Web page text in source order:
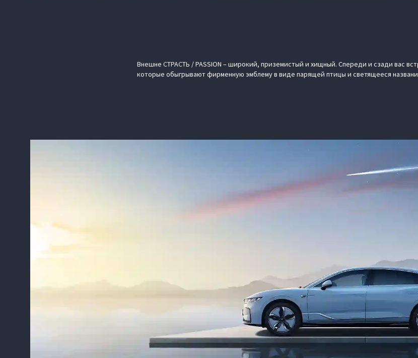
Внешне СТРАСТЬ / PASSION – широкий, приземистый и хищный. Спереди и сзади вас
которые обыгрывают фирменную эмблему в виде парящей птицы и светящееся